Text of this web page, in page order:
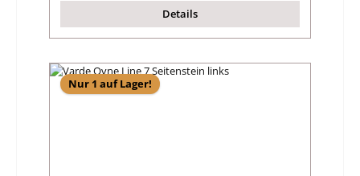
Details
Nur 1 auf Lager!